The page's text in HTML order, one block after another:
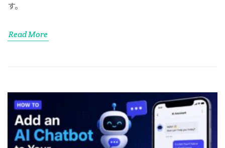
す。
Read More